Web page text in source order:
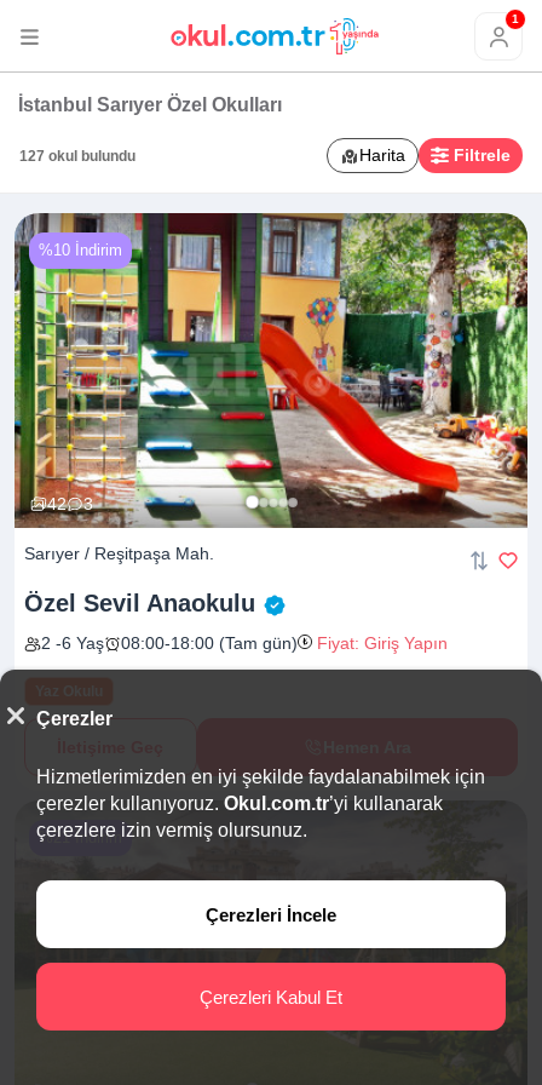
1
İstanbul Sarıyer Özel Okulları
127 okul bulundu Harita Filtrele
42 3
%10 İndirim
Sarıyer / Reşitpaşa Mah.
Özel Sevil Anaokulu
2 -6 Yaş 08:00-18:00 (Tam gün) Fiyat: Giriş Yapın
%21 İndirim
Çerezler
Hizmetlerimizden en iyi şekilde faydalanabilmek için
çerezler kullanıyoruz. Okul.com.tr’yi kullanarak
çerezlere izin vermiş olursunuz.
Çerezleri İncele
Çerezleri Kabul Et